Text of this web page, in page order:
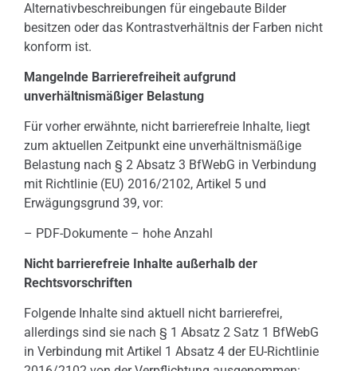
Alternativbeschreibungen für eingebaute Bilder
besitzen oder das Kontrastverhältnis der Farben nicht
konform ist.
Mangelnde Barrierefreiheit aufgrund
unverhältnismäßiger Belastung
Für vorher erwähnte, nicht barrierefreie Inhalte, liegt
zum aktuellen Zeitpunkt eine unverhältnismäßige
Belastung nach § 2 Absatz 3 BfWebG in Verbindung
mit Richtlinie (EU) 2016/2102, Artikel 5 und
Erwägungsgrund 39, vor:
– PDF-Dokumente – hohe Anzahl
Nicht barrierefreie Inhalte außerhalb der
Rechtsvorschriften
Folgende Inhalte sind aktuell nicht barrierefrei,
allerdings sind sie nach § 1 Absatz 2 Satz 1 BfWebG
in Verbindung mit Artikel 1 Absatz 4 der EU-Richtlinie